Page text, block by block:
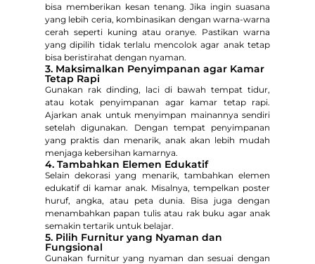
bisa memberikan kesan tenang. Jika ingin suasana
yang lebih ceria, kombinasikan dengan warna-warna
cerah seperti kuning atau oranye. Pastikan warna
yang dipilih tidak terlalu mencolok agar anak tetap
bisa beristirahat dengan nyaman.
3. Maksimalkan Penyimpanan agar Kamar
Tetap Rapi
Gunakan rak dinding, laci di bawah tempat tidur,
atau kotak penyimpanan agar kamar tetap rapi.
Ajarkan anak untuk menyimpan mainannya sendiri
setelah digunakan. Dengan tempat penyimpanan
yang praktis dan menarik, anak akan lebih mudah
menjaga kebersihan kamarnya.
4. Tambahkan Elemen Edukatif
Selain dekorasi yang menarik, tambahkan elemen
edukatif di kamar anak. Misalnya, tempelkan poster
huruf, angka, atau peta dunia. Bisa juga dengan
menambahkan papan tulis atau rak buku agar anak
semakin tertarik untuk belajar.
5. Pilih Furnitur yang Nyaman dan
Fungsional
Gunakan furnitur yang nyaman dan sesuai dengan